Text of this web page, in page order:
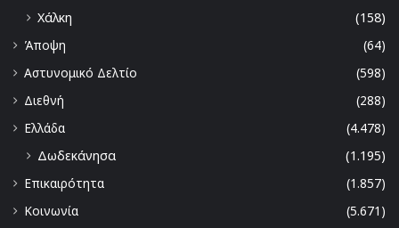
Χάλκη
(158)
Άποψη
(64)
Αστυνομικό Δελτίο
(598)
Διεθνή
(288)
Ελλάδα
(4.478)
Δωδεκάνησα
(1.195)
Επικαιρότητα
(1.857)
Κοινωνία
(5.671)